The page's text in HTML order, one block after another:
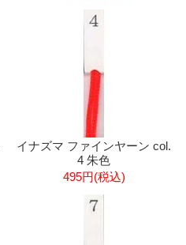
イナズマ ファインヤーン col.
4 朱色
495円(税込)